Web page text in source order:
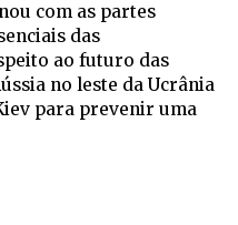
com as partes
das
ao futuro das
no leste da Ucrânia
para prevenir uma